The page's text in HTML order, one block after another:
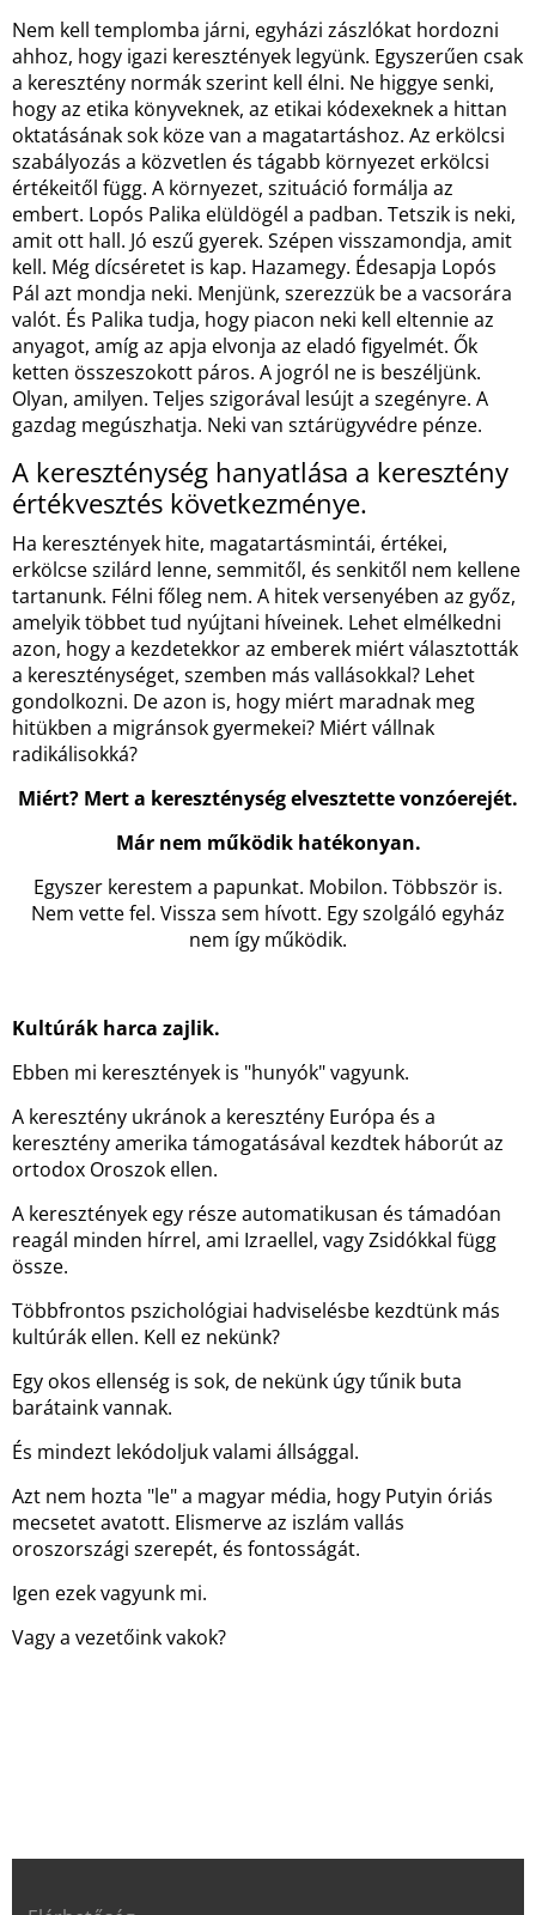
Nem kell templomba járni, egyházi zászlókat hordozni
ahhoz, hogy igazi keresztények legyünk. Egyszerűen csak
a keresztény normák szerint kell élni. Ne higgye senki,
hogy az etika könyveknek, az etikai kódexeknek a hittan
oktatásának sok köze van a magatartáshoz. Az erkölcsi
szabályozás a közvetlen és tágabb környezet erkölcsi
értékeitől függ. A környezet, szituáció formálja az
embert. Lopós Palika elüldögél a padban. Tetszik is neki,
amit ott hall. Jó eszű gyerek. Szépen visszamondja, amit
kell. Még dícséretet is kap. Hazamegy. Édesapja Lopós
Pál azt mondja neki. Menjünk, szerezzük be a vacsorára
valót. És Palika tudja, hogy piacon neki kell eltennie az
anyagot, amíg az apja elvonja az eladó figyelmét. Ők
ketten összeszokott páros. A jogról ne is beszéljünk.
Olyan, amilyen. Teljes szigorával lesújt a szegényre. A
gazdag megúszhatja. Neki van sztárügyvédre pénze.
A kereszténység hanyatlása a keresztény
értékvesztés következménye.
Ha keresztények hite, magatartásmintái, értékei,
erkölcse szilárd lenne, semmitől, és senkitől nem kellene
tartanunk. Félni főleg nem. A hitek versenyében az győz,
amelyik többet tud nyújtani híveinek. Lehet elmélkedni
azon, hogy a kezdetekkor az emberek miért választották
a kereszténységet, szemben más vallásokkal? Lehet
gondolkozni. De azon is, hogy miért maradnak meg
hitükben a migránsok gyermekei? Miért vállnak
radikálisokká?
Miért? Mert a kereszténység elvesztette vonzóerejét.
Már nem működik hatékonyan.
Egyszer kerestem a papunkat. Mobilon. Többször is.
Nem vette fel. Vissza sem hívott. Egy szolgáló egyház
nem így működik.
Kultúrák harca zajlik.
Ebben mi keresztények is "hunyók" vagyunk.
A keresztény ukránok a keresztény Európa és a
keresztény amerika támogatásával kezdtek háborút az
ortodox Oroszok ellen.
A keresztények egy része automatikusan és támadóan
reagál minden hírrel, ami Izraellel, vagy Zsidókkal függ
össze.
Többfrontos pszichológiai hadviselésbe kezdtünk más
kultúrák ellen. Kell ez nekünk?
Egy okos ellenség is sok, de nekünk úgy tűnik buta
barátaink vannak.
És mindezt lekódoljuk valami állsággal.
Azt nem hozta "le" a magyar média, hogy Putyin óriás
mecsetet avatott. Elismerve az iszlám vallás
oroszországi szerepét, és fontosságát.
Igen ezek vagyunk mi.
Vagy a vezetőink vakok?